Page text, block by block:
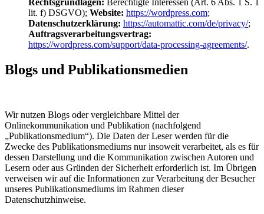
Rechtsgrundlagen: Berechtigte Interessen (Art. 6 Abs. 1 S. 1
lit. f) DSGVO); Website: https://wordpress.com;
Datenschutzerklärung: https://automattic.com/de/privacy/;
Auftragsverarbeitungsvertrag:
https://wordpress.com/support/data-processing-agreements/.
Blogs und Publikationsmedien
Wir nutzen Blogs oder vergleichbare Mittel der
Onlinekommunikation und Publikation (nachfolgend
„Publikationsmedium“). Die Daten der Leser werden für die
Zwecke des Publikationsmediums nur insoweit verarbeitet, als es für
dessen Darstellung und die Kommunikation zwischen Autoren und
Lesern oder aus Gründen der Sicherheit erforderlich ist. Im Übrigen
verweisen wir auf die Informationen zur Verarbeitung der Besucher
unseres Publikationsmediums im Rahmen dieser
Datenschutzhinweise.